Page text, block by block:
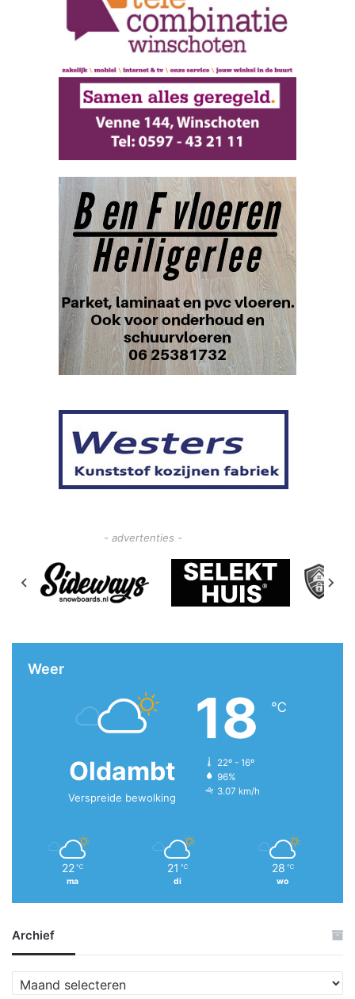
- advertenties -
Weer
Oldambt
Verspreide bewolking
18 ℃
22º - 16º
96%
3.07 km/h
22 ℃
ma
21 ℃
di
28 ℃
wo
Archief
r